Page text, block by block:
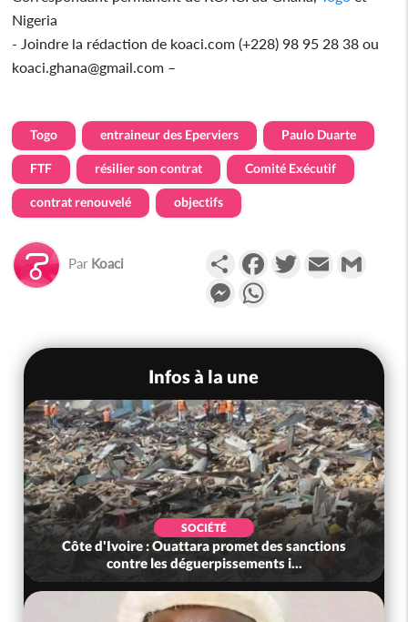
Nigeria
- Joindre la rédaction de koaci.com (+228) 98 95 28 38 ou
koaci.ghana@gmail.com –
Togo entraineur des Eperviers Paulo Duarte
FTF résilier son contrat Comité Exécutif
contrat renouvelé objectifs
Par Koaci PartagerFacebookTwitterEmail
Messenger
Infos à la une
SOCIÉTÉ
Côte d'Ivoire : Ouattara promet des sanctions
contre les déguerpissements i...